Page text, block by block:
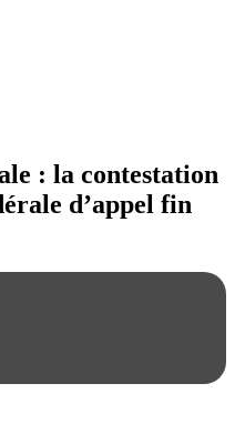
: la contestation
d’appel fin